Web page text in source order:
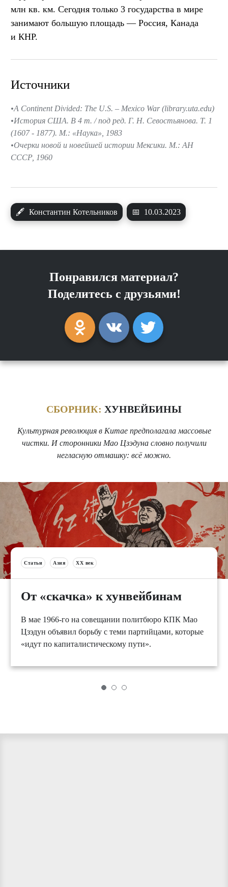
млн кв. км. Сегодня только 3 государства в мире
занимают большую площадь — Россия, Канада
и КНР.
🖋 Константин Котельников 📅 10.03.2023
Источники
A Continent Divided: The U.S. – Mexico War (library.uta.edu)
История США. В 4 т. / под ред. Г. Н. Севостьянова. Т. 1
(1607 - 1877). М.: «Наука», 1983
Очерки новой и новейшей истории Мексики. М.: АН
СССР, 1960
Понравился материал?
Поделитесь с друзьями!
СБОРНИК: ХУНВЕЙБИНЫ
Культурная революция в Китае предполагала массовые
чистки. И сторонники Мао Цзэдуна словно получили
негласную отмашку: всё можно.
Статьи Азия XX век
От «скачка» к хунвейбинам
В мае 1966-го на совещании политбюро КПК Мао
Цзэдун объявил борьбу с теми партийцами, которые
«идут по капиталистическому пути».